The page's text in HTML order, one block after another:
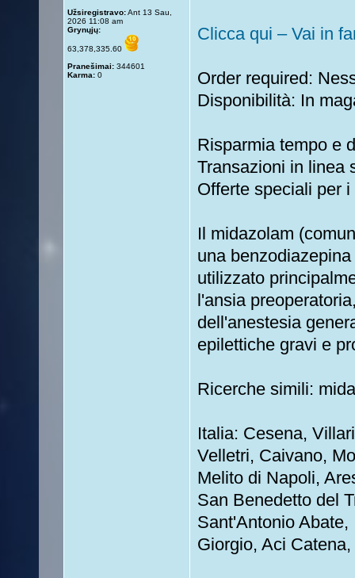
Užsiregistravo:Ant 13 Sau,
2026 11:08 am
Grynųjų:
63,378,335.60
Pranešimai: 344601
Karma: 0
Clicca qui – Vai in
Order required:
Disponibilità: In
Risparmia tempo e
Transazioni in linea
Offerte speciali per
Il midazolam
una
utilizzato
l'ansia
dell'anestesia
epilettiche gravi e
Ricerche simili:
Italia: Cesena,
Velletri, Caivano,
Melito di Napoli,
San Benedetto del
Sant'Antonio
Giorgio, Aci